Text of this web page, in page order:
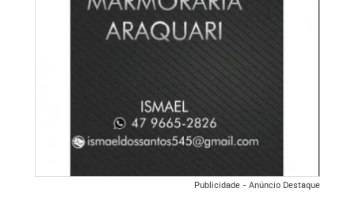
Publicidade - Anúncio Destaque